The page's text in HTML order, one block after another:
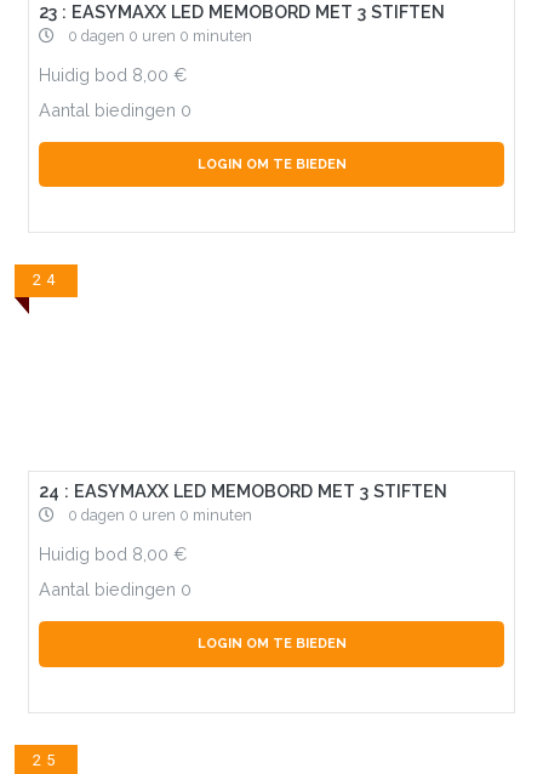
23 : EASYMAXX LED MEMOBORD MET 3 STIFTEN
0 dagen 0 uren 0 minuten
Huidig bod 8,00
Aantal biedingen 0
LOGIN OM TE BIEDEN
24
24 : EASYMAXX LED MEMOBORD MET 3 STIFTEN
0 dagen 0 uren 0 minuten
Huidig bod 8,00
Aantal biedingen 0
LOGIN OM TE BIEDEN
25